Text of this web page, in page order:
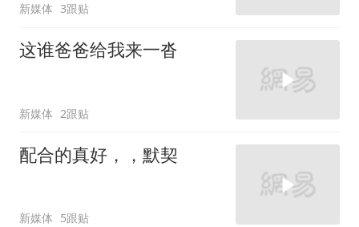
新媒体 3跟贴
这谁爸爸给我来一沓
新媒体 2跟贴
配合的真好，，默契
新媒体 5跟贴